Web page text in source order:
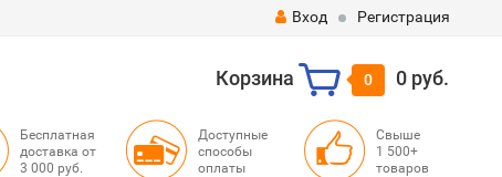
Вход Регистрация
Корзина 0 0 руб.
Бесплатная
доставка от
3 000 руб.
Доступные
способы
оплаты
Свыше
1 500+
товаров